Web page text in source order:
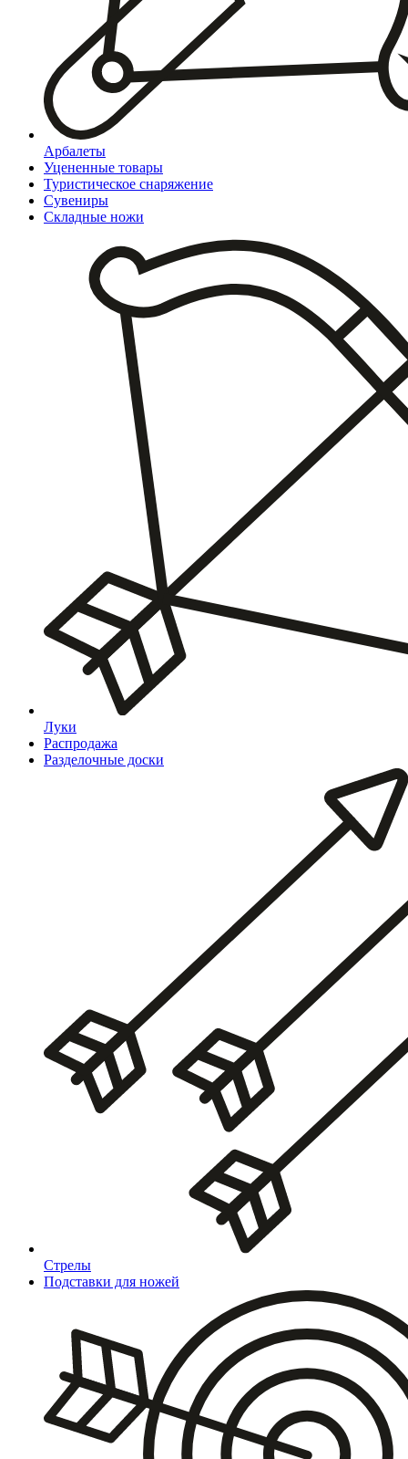
Арбалеты
Уцененные товары
Туристическое снаряжение
Сувениры
Складные ножи
Луки
Распродажа
Разделочные доски
Стрелы
Подставки для ножей